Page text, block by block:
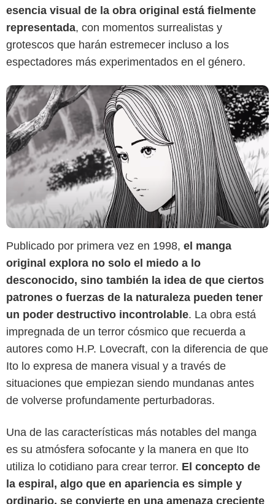
esencia visual de la obra original está fielmente
representada, con momentos surrealistas y
grotescos que harán estremecer incluso a los
espectadores más experimentados en el género.
Publicado por primera vez en 1998, el manga
original explora no solo el miedo a lo
desconocido, sino también la idea de que ciertos
patrones o fuerzas de la naturaleza pueden tener
un poder destructivo incontrolable. La obra está
impregnada de un terror cósmico que recuerda a
autores como H.P. Lovecraft, con la diferencia de que
Ito lo expresa de manera visual y a través de
situaciones que empiezan siendo mundanas antes
de volverse profundamente perturbadoras.
Una de las características más notables del manga
es su atmósfera sofocante y la manera en que Ito
utiliza lo cotidiano para crear terror. El concepto de
la espiral, algo que en apariencia es simple y
ordinario, se convierte en una amenaza creciente